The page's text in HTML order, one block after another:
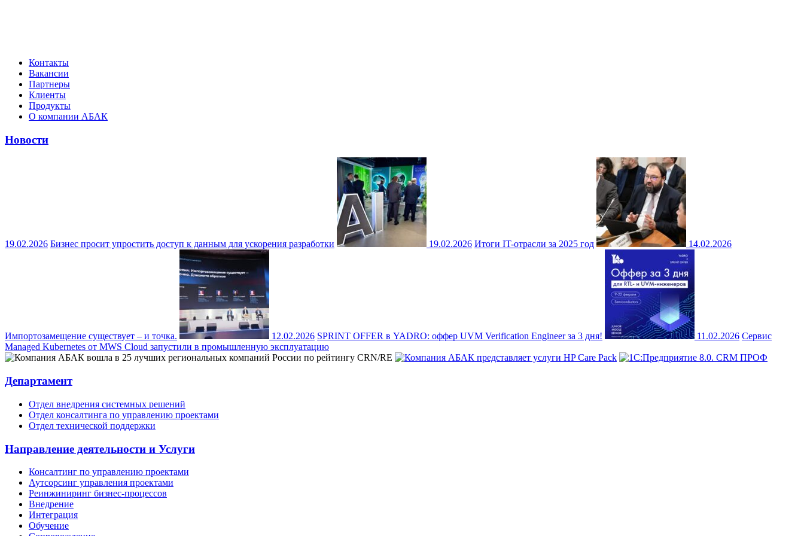
Контакты
Вакансии
Партнеры
Клиенты
Продукты
О компании АБАК
Новости
19.02.2026 Бизнес просит упростить доступ к данным для ускорения разработки 19.02.2026 Итоги IT-отрасли за 2025 год 14.02.2026
Импортозамещение существует – и точка. 12.02.2026 SPRINT OFFER в YADRO: оффер UVM Verification Engineer за 3 дня! 11.02.2026 Сервис
Managed Kubernetes от MWS Cloud запустили в промышленную эксплуатацию
Департамент
Отдел внедрения системных решений
Отдел консалтинга по управлению проектами
Отдел технической поддержки
Направление деятельности и Услуги
Консалтинг по управлению проектами
Аутсорсинг управления проектами
Реинжиниринг бизнес-процессов
Внедрение
Интеграция
Обучение